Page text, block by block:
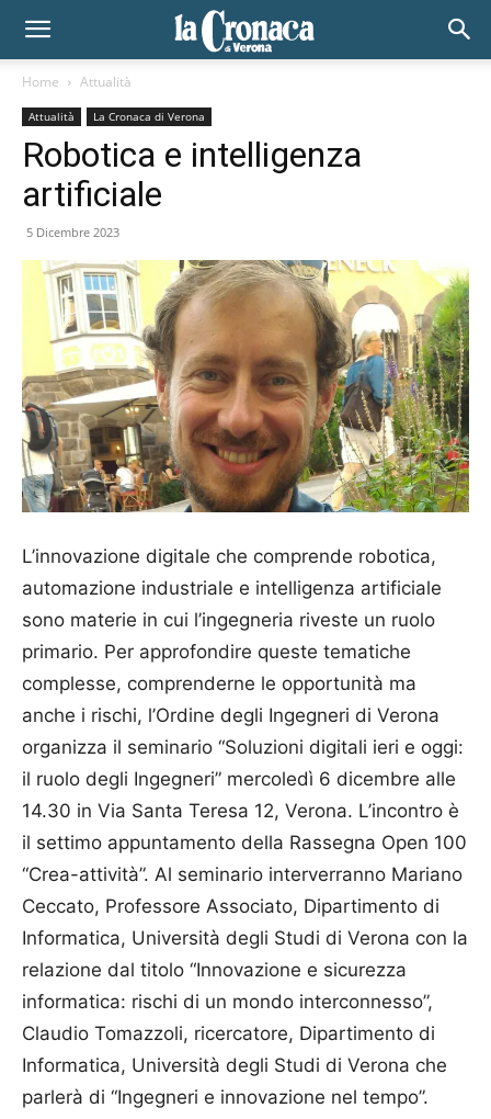
Home Attualità
Attualità La Cronaca di Verona
Robotica e intelligenza
artificiale
5 Dicembre 2023
L’innovazione digitale che comprende robotica,
automazione industriale e intelligenza artificiale
sono materie in cui l’ingegneria riveste un ruolo
primario. Per approfondire queste tematiche
complesse, comprenderne le opportunità ma
anche i rischi, l’Ordine degli Ingegneri di Verona
organizza il seminario “Soluzioni digitali ieri e oggi:
il ruolo degli Ingegneri” mercoledì 6 dicembre alle
14.30 in Via Santa Teresa 12, Verona. L’incontro è
il settimo appuntamento della Rassegna Open 100
“Crea-attività”. Al seminario interverranno Mariano
Ceccato, Professore Associato, Dipartimento di
Informatica, Università degli Studi di Verona con la
relazione dal titolo “Innovazione e sicurezza
informatica: rischi di un mondo interconnesso”,
Claudio Tomazzoli, ricercatore, Dipartimento di
Informatica, Università degli Studi di Verona che
parlerà di “Ingegneri e innovazione nel tempo”.